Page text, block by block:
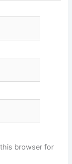
browser for